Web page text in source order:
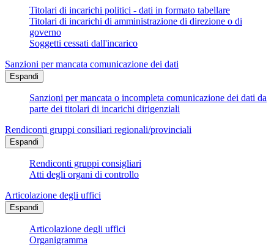
Titolari di incarichi politici - dati in formato tabellare
Titolari di incarichi di amministrazione di direzione o di
governo
Soggetti cessati dall'incarico
Sanzioni per mancata comunicazione dei dati
Espandi
Sanzioni per mancata o incompleta comunicazione dei dati da
parte dei titolari di incarichi dirigenziali
Rendiconti gruppi consiliari regionali/provinciali
Espandi
Rendiconti gruppi consigliari
Atti degli organi di controllo
Articolazione degli uffici
Espandi
Articolazione degli uffici
Organigramma